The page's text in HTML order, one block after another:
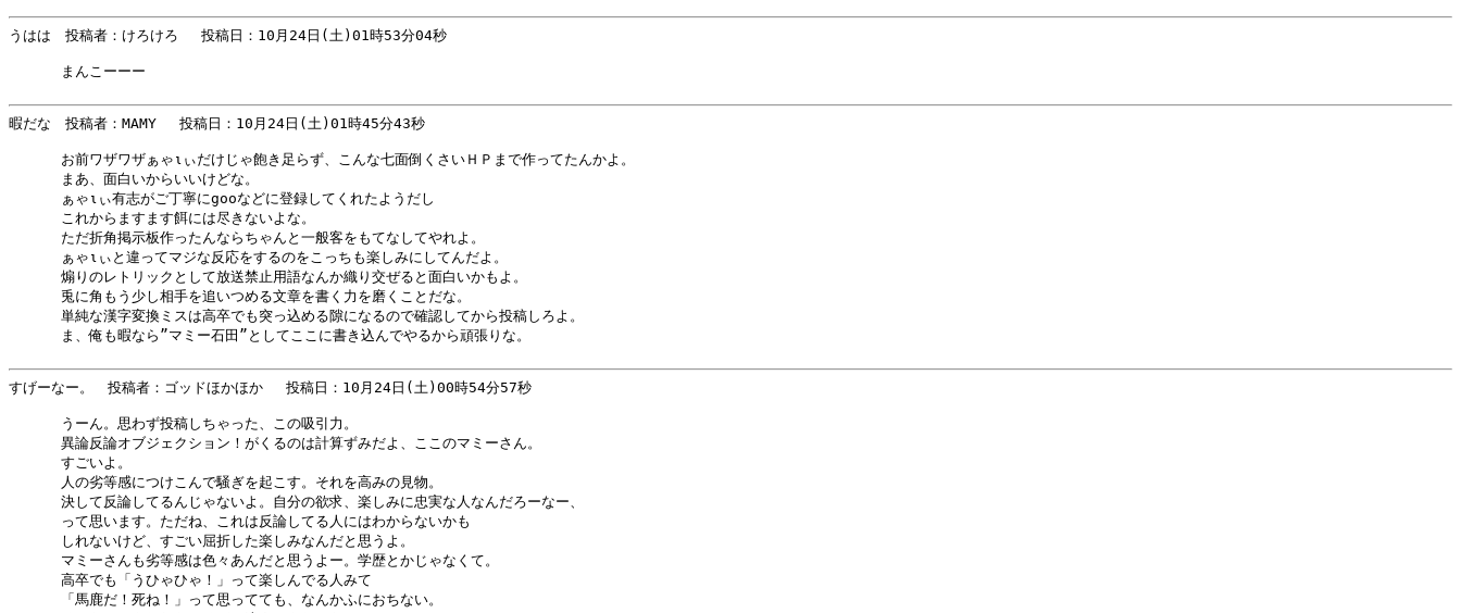
うはは　投稿者：けろけろ 　投稿日：10月24日(土)01時53分04秒
      まんこーーー
暇だな　投稿者：MAMY 　投稿日：10月24日(土)01時45分43秒
      お前ワザワザぁゃιぃだけじゃ飽き足らず、こんな七面倒くさいＨＰまで作ってたんかよ。
      まあ、面白いからいいけどな。
      ぁゃιぃ有志がご丁寧にgooなどに登録してくれたようだし
      これからますます餌には尽きないよな。
      ただ折角掲示板作ったんならちゃんと一般客をもてなしてやれよ。
      ぁゃιぃと違ってマジな反応をするのをこっちも楽しみにしてんだよ。
      煽りのレトリックとして放送禁止用語なんか織り交ぜると面白いかもよ。
      兎に角もう少し相手を追いつめる文章を書く力を磨くことだな。
      単純な漢字変換ミスは高卒でも突っ込める隙になるので確認してから投稿しろよ。
      ま、俺も暇なら”マミー石田”としてここに書き込んでやるから頑張りな。
すげーなー。　投稿者：ゴッドほかほか 　投稿日：10月24日(土)00時54分57秒
      うーん。思わず投稿しちゃった、この吸引力。
      異論反論オブジェクション！がくるのは計算ずみだよ、ここのマミーさん。
      すごいよ。
      人の劣等感につけこんで騒ぎを起こす。それを高みの見物。
      決して反論してるんじゃないよ。自分の欲求、楽しみに忠実な人なんだろーなー、
      って思います。ただね、これは反論してる人にはわからないかも
      しれないけど、すごい屈折した楽しみなんだと思うよ。
      マミーさんも劣等感は色々あんだと思うよー。学歴とかじゃなくて。
      高卒でも「うひゃひゃ！」って楽しんでる人みて
      「馬鹿だ！死ね！」って思ってても、なんかふにおちない。